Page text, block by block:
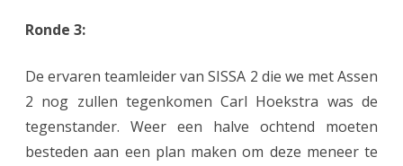
Ronde 3:
De ervaren teamleider van SISSA 2 die we met Assen
2 nog zullen tegenkomen Carl Hoekstra was de
tegenstander. Weer een halve ochtend moeten
besteden aan een plan maken om deze meneer te